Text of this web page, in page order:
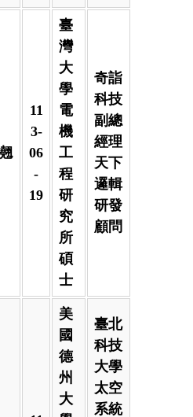
11
3-
06
-
19
臺
灣
大
學
電
機
工
程
研
究
所
碩
士
奇詣
科技
副總
經理
天下
邏輯
研發
顧問
美
國
德
州
大
臺北
科技
大學
太空
系統